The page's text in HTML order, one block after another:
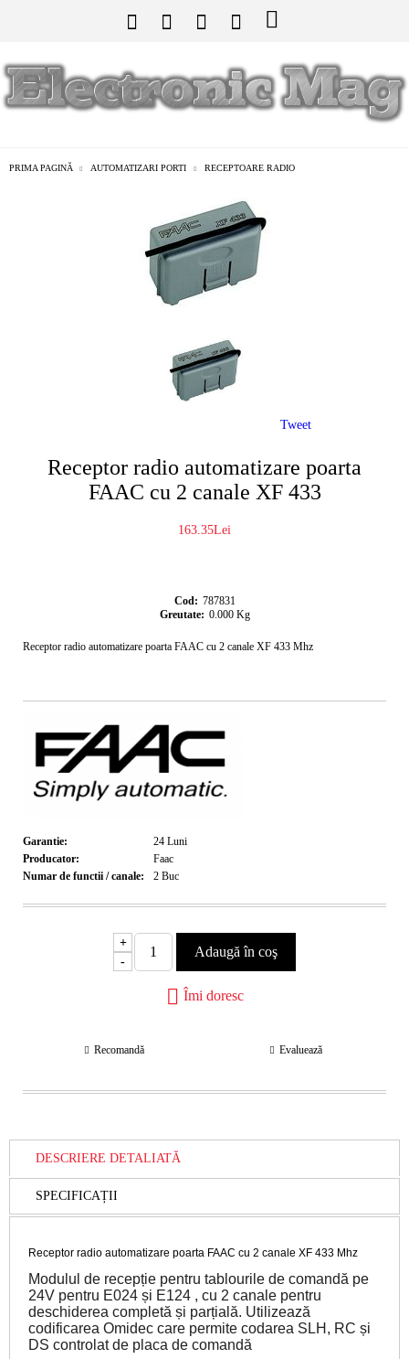
PRIMA PAGINĂ AUTOMATIZARI PORTI RECEPTOARE RADIO
Receptor radio automatizare poarta
FAAC cu 2 canale XF 433
163.35Lei
Cod: 787831
Greutate: 0.000 Kg
Receptor radio automatizare poarta FAAC cu 2 canale XF 433 Mhz
Garantie: 24 Luni
Producator:
Faac
Numar de functii / canale:
2 Buc
+
-
Îmi doresc
Recomandă Evaluează
Tweet
DESCRIERE DETALIATĂ
SPECIFICAȚII
Receptor radio automatizare poarta FAAC cu 2 canale XF 433 Mhz
Modulul de recepție pentru tablourile de comandă pe
24V pentru E024 și E124 , cu 2 canale pentru
deschiderea completă și parțială. Utilizează
codificarea Omidec care permite codarea SLH, RC și
DS controlat de placa de comandă